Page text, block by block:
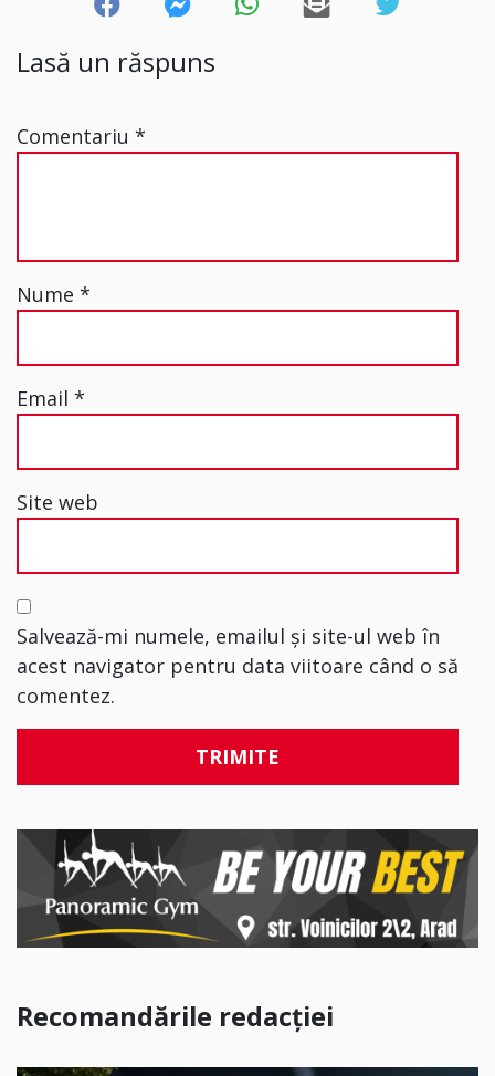
Lasă un răspuns
Comentariu *
Nume *
Email *
Site web
Salvează-mi numele, emailul și site-ul web în
acest navigator pentru data viitoare când o să
comentez.
Recomandările redacției